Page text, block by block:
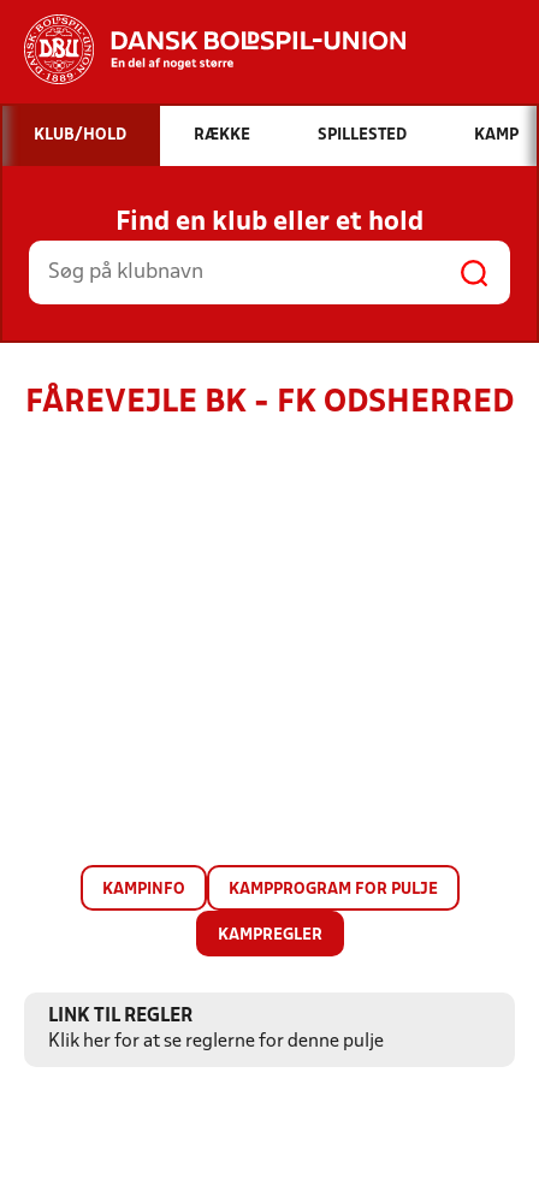
Hvad vil du søge efter?
INDHOLD OG NYHEDER
STILLINGER, RESULTATER, KLUBBER OG
HOLD
KLUB/HOLD RÆKKE SPILLESTED KAMP
Find en klub eller et hold
FÅREVEJLE BK - FK ODSHERRED
KAMPINFO KAMPPROGRAM FOR PULJE
KAMPREGLER
LINK TIL REGLER
Klik her for at se reglerne for denne pulje